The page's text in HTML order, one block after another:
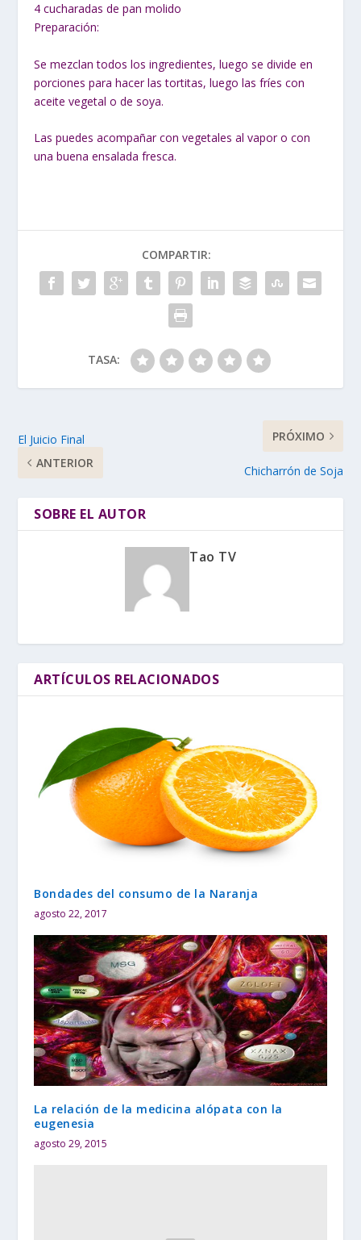
4 cucharadas de pan molido
Preparación:
Se mezclan todos los ingredientes, luego se divide en
porciones para hacer las tortitas, luego las fríes con
aceite vegetal o de soya.
Las puedes acompañar con vegetales al vapor o con
una buena ensalada fresca.
COMPARTIR:
TASA:
El Juicio Final
ANTERIOR
PRÓXIMO
Chicharrón de Soja
SOBRE EL AUTOR
Tao TV
ARTÍCULOS RELACIONADOS
Bondades del consumo de la Naranja
agosto 22, 2017
La relación de la medicina alópata con la
eugenesia
agosto 29, 2015